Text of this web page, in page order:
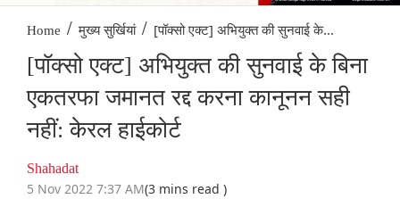
Home / मुख्य सुर्खियां / [पॉक्सो एक्ट] अभियुक्त की सुनवाई के...
[पॉक्सो एक्ट] अभियुक्त की सुनवाई के बिना
एकतरफा जमानत रद्द करना कानूनन सही
नहीं: केरल हाईकोर्ट
Shahadat
5 Nov 2022 7:37 AM(3 mins read )